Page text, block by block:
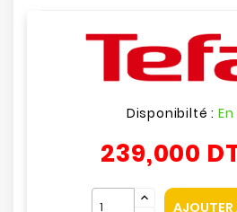
Disponibilté :
239,000
AJOUTER